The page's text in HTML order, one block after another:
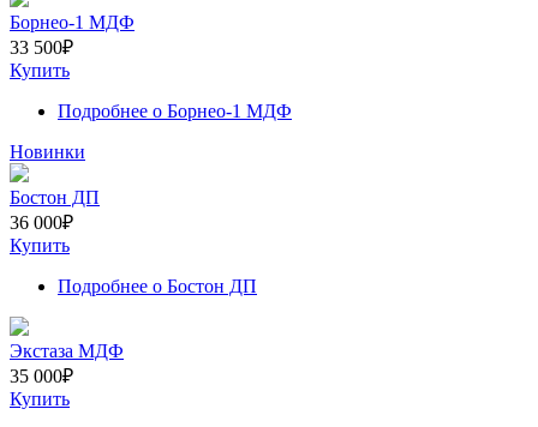
Борнео-1 МДФ
33 500₽
Купить
Подробнее о Борнео-1 МДФ
Новинки
Бостон ДП
36 000₽
Купить
Подробнее о Бостон ДП
Экстаза МДФ
35 000₽
Купить